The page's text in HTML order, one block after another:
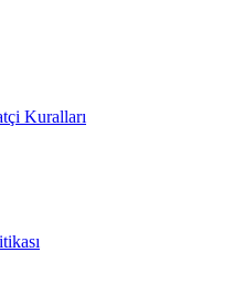
Kuralları